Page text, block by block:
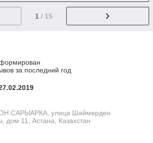
1 / 15
за последний год
САРЫАРКА, улица Шәймерден
дом 11, Астана, Казахстан